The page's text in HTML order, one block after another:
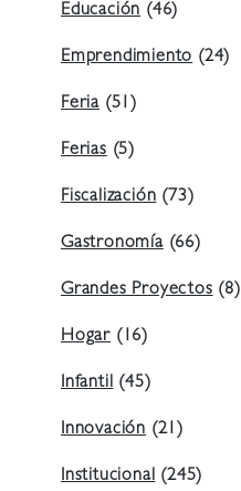
Educación (46)
Emprendimiento (24)
Feria (51)
Ferias (5)
Fiscalización (73)
Gastronomía(66)
Grandes Proyectos (8)
Hogar (16)
Infantil (45)
Innovación (21)
Institucional (245)